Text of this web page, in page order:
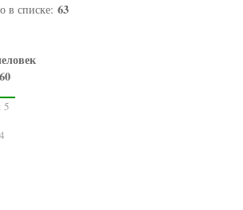
в списке: 63
5